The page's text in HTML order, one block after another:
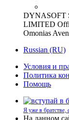
DYNASOFT
LIMITED
Omonias
Russian (RU)
Условия и
Политика
Помощь
Я уже в братстве,